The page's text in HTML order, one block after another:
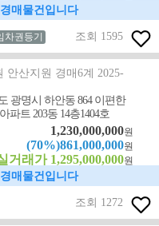
매물건입니다
차권등기 조회 1595
안산지원 경매6계 2025-
광명시 하안동 864 이편한
파트 203동 14층1404호
1,230,000,000원
(70%)861,000,000원
거래가 1,295,000,000원
매물건입니다
조회 1272